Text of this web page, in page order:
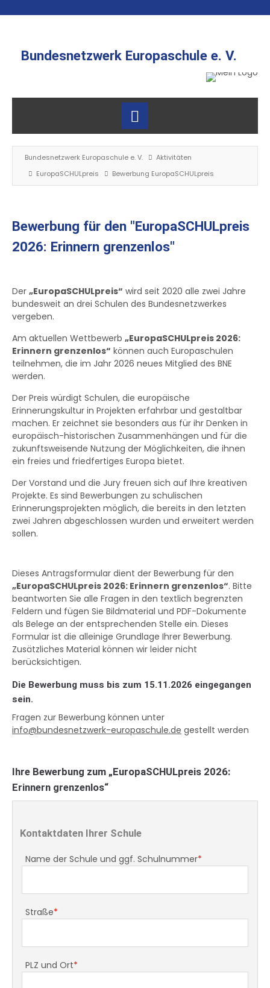
Bundesnetzwerk Europaschule e. V.
Bundesnetzwerk Europaschule e. V.
Aktivitäten
EuropaSCHULpreis
Bewerbung EuropaSCHULpreis
Bewerbung für den "EuropaSCHULpreis
2026: Erinnern grenzenlos"
Der „EuropaSCHULpreis“ wird seit 2020 alle zwei Jahre
bundesweit an drei Schulen des Bundesnetzwerkes
vergeben.
Am aktuellen Wettbewerb „EuropaSCHULpreis 2026:
Erinnern grenzenlos“ können auch Europaschulen
teilnehmen, die im Jahr 2026 neues Mitglied des BNE
werden.
Der Preis würdigt Schulen, die europäische
Erinnerungskultur in Projekten erfahrbar und gestaltbar
machen. Er zeichnet sie besonders aus für ihr Denken in
europäisch-historischen Zusammenhängen und für die
zukunftsweisende Nutzung der Möglichkeiten, die ihnen
ein freies und friedfertiges Europa bietet.
Der Vorstand und die Jury freuen sich auf Ihre kreativen
Projekte. Es sind Bewerbungen zu schulischen
Erinnerungsprojekten möglich, die bereits in den letzten
zwei Jahren abgeschlossen wurden und erweitert werden
sollen.
Dieses Antragsformular dient der Bewerbung für den
„EuropaSCHULpreis 2026: Erinnern grenzenlos“. Bitte
beantworten Sie alle Fragen in den textlich begrenzten
Feldern und fügen Sie Bildmaterial und PDF-Dokumente
als Belege an der entsprechenden Stelle ein. Dieses
Formular ist die alleinige Grundlage Ihrer Bewerbung.
Zusätzliches Material können wir leider nicht
berücksichtigen.
Die Bewerbung muss bis zum 15.11.2026 eingegangen
sein.
Fragen zur Bewerbung können unter
info@bundesnetzwerk-europaschule.de gestellt werden
Ihre Bewerbung zum „EuropaSCHULpreis 2026:
Erinnern grenzenlos“
Kontaktdaten Ihrer Schule
Name der Schule und ggf. Schulnummer*
Straße*
PLZ und Ort*